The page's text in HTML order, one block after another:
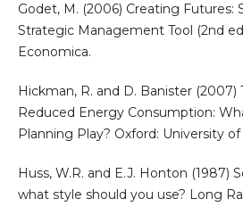
Godet, M. (2006) Creating Futures:
Strategic Management Tool (2nd
Economica.
Hickman, R. and D. Banister (2007)
Reduced Energy Consumption:
Planning Play? Oxford: University of
Huss, W.R. and E.J. Honton (1987)
what style should you use? Long